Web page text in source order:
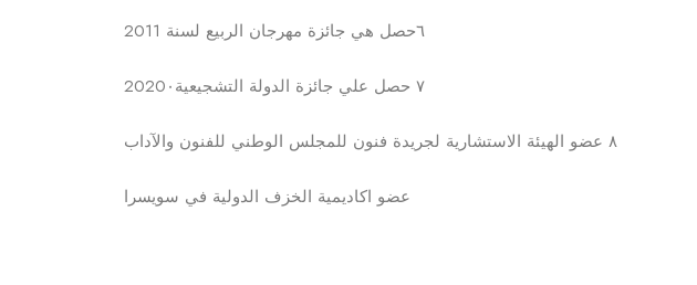
‎٦حصل هي جائزة مهرجان الربيع لسنة 2011
٧ حصل علي جائزة الدولة التشجيعية2020٠
‎٨ عضو الهيئة الاستشارية لجريدة فنون للمجلس الوطني للفنون والآداب
‎عضو اكاديمية الخزف الدولية في سويسرا